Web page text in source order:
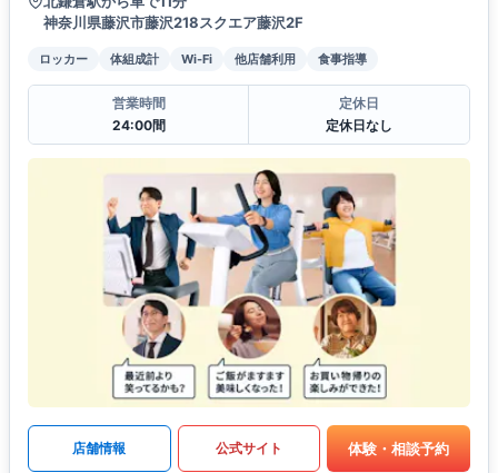
神奈川県藤沢市藤沢218スクエア藤沢2F
ロッカー 体組成計 Wi-Fi 他店舗利用 食事指導
営業時間
24:00間
定休日
定休日なし
店舗情報 公式サイト 体験・相談予約